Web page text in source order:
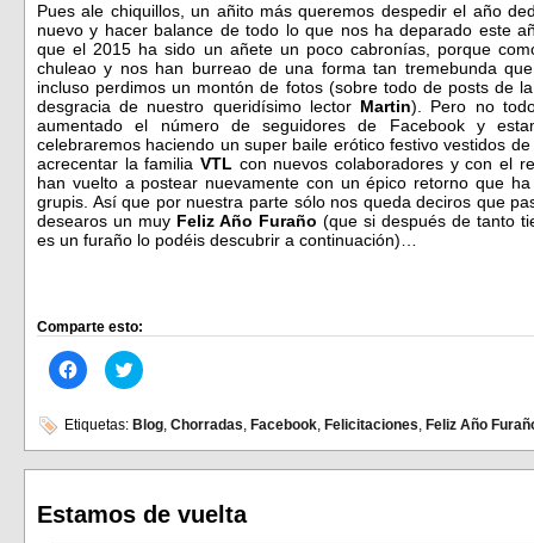
Pues ale chiquillos, un añito más queremos despedir el año
nuevo y hacer balance de todo lo que nos ha deparado este
que el 2015 ha sido un añete un poco cabronías, porque
chuleao y nos han burreao de una forma tan tremebunda
incluso perdimos un montón de fotos (sobre todo de posts de
desgracia de nuestro queridísimo lector Martin). Pero no
aumentado el número de seguidores de Facebook y
celebraremos haciendo un super baile erótico festivo vestidos
acrecentar la familiaVTL con nuevos colaboradores y con el
han vuelto a postear nuevamente con un épico retorno que
grupis. Así que por nuestra parte sólo nos queda deciros que
desearos un muy Feliz Año Furaño (que si después de tanto
es un furaño lo podéis descubrir a continuación)…
Comparte esto:
Haz
clic
en
Facebook
(Se
abre
ventana
nueva)
Haz
clic
en
Twitter
(Se
abre
ventana
nueva)
Etiquetas: Blog, Chorradas, Facebook, Felicitaciones, Feliz Año
Estamos de vuelta